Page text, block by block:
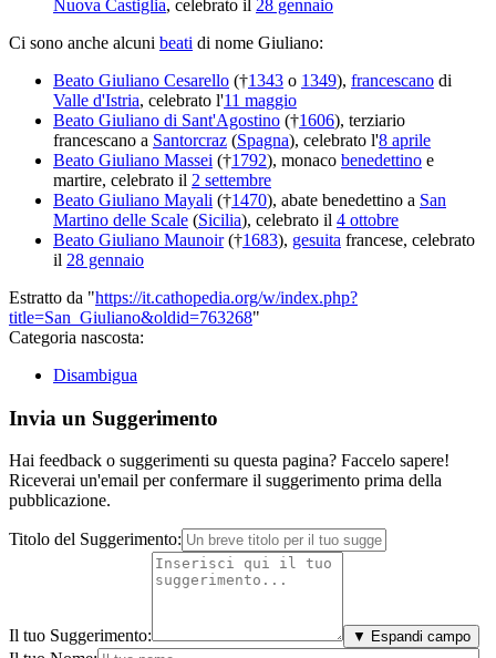
Nuova Castiglia, celebrato il 28 gennaio
Ci sono anche alcuni beati di nome Giuliano:
Beato Giuliano Cesarello (†1343 o 1349), francescano di
Valle d'Istria, celebrato l'11 maggio
Beato Giuliano di Sant'Agostino (†1606), terziario
francescano a Santorcraz (Spagna), celebrato l'8 aprile
Beato Giuliano Massei (†1792), monaco benedettino e
martire, celebrato il 2 settembre
Beato Giuliano Mayali (†1470), abate benedettino a San
Martino delle Scale (Sicilia), celebrato il 4 ottobre
Beato Giuliano Maunoir(†1683), gesuita francese, celebrato
il 28 gennaio
Estratto da "https://it.cathopedia.org/w/index.php?
title=San_Giuliano&oldid=763268"
Categoria nascosta:
Disambigua
Invia un Suggerimento
Hai feedback o suggerimenti su questa pagina? Faccelo sapere!
Riceverai un'email per confermare il suggerimento prima della
pubblicazione.
Titolo del Suggerimento:
Il tuo Suggerimento: ▼ Espandi campo